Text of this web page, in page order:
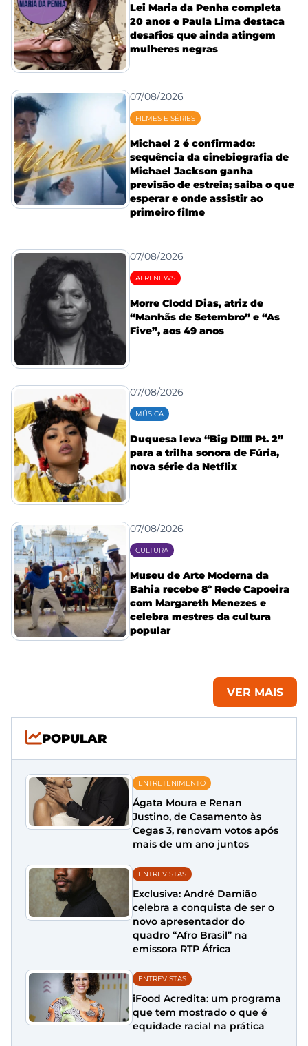
Lei Maria da Penha completa
20 anos e Paula Lima destaca
desafios que ainda atingem
mulheres negras
07/08/2026
FILMES E SÉRIES
Michael 2 é confirmado:
sequência da cinebiografia de
Michael Jackson ganha
previsão de estreia; saiba o que
esperar e onde assistir ao
primeiro filme
07/08/2026
AFRI NEWS
Morre Clodd Dias, atriz de
“Manhãs de Setembro” e “As
Five”, aos 49 anos
07/08/2026
MÚSICA
Duquesa leva “Big D!!!!! Pt. 2”
para a trilha sonora de Fúria,
nova série da Netflix
07/08/2026
CULTURA
Museu de Arte Moderna da
Bahia recebe 8º Rede Capoeira
com Margareth Menezes e
celebra mestres da cultura
popular
VER MAIS
POPULAR
ENTRETENIMENTO
Ágata Moura e Renan
Justino, de Casamento às
Cegas 3, renovam votos após
mais de um ano juntos
ENTREVISTAS
Exclusiva: André Damião
celebra a conquista de ser o
novo apresentador do
quadro “Afro Brasil” na
emissora RTP África
ENTREVISTAS
iFood Acredita: um programa
que tem mostrado o que é
equidade racial na prática